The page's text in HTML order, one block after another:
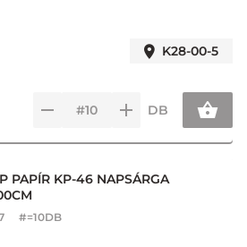
K28-00-5
DB
PAPÍR KP-46 NAPSÁRGA
#=10DB